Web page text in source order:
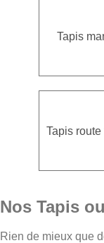
Tapis
Tapis
Nos Tapis
Rien de mieux que